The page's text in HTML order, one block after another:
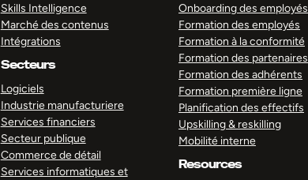
Skills Intelligence
Marché des contenus
Intégrations
Secteurs
Logiciels
Industrie manufacturiere
Services financiers
Secteur publique
Commerce de détail
Services informatiques et
Onboarding des employés
Formation des employés
Formation à la conformité
Formation des partenaires
Formation des adhérents
Formation première ligne
Planification des effectifs
Upskilling & reskilling
Mobilité interne
Resources